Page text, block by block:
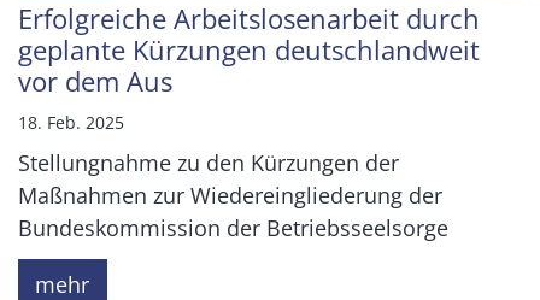
Erfolgreiche Arbeitslosenarbeit durch
geplante Kürzungen deutschlandweit
vor dem Aus
18. Feb. 2025
Stellungnahme zu den Kürzungen der
Maßnahmen zur Wiedereingliederung der
Bundeskommission der Betriebsseelsorge
mehr